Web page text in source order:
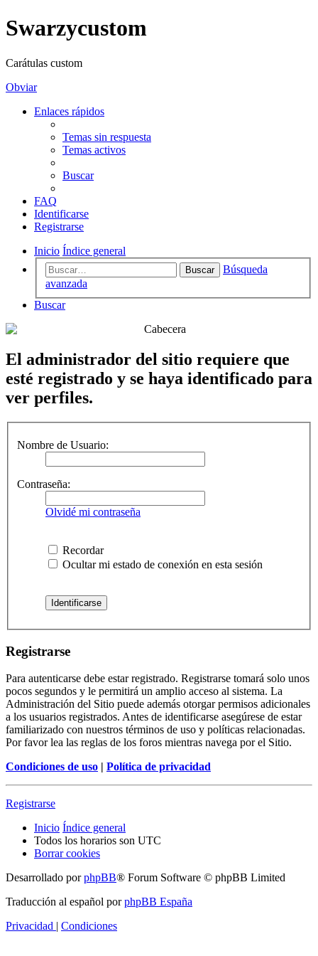
Swarzycustom
Carátulas custom
Obviar
Enlaces rápidos
Temas sin respuesta
Temas activos
Buscar
FAQ
Identificarse
Registrarse
Inicio Índice general
Buscar
Búsqueda
avanzada
Buscar
El administrador del sitio requiere que
esté registrado y se haya identificado para
ver perfiles.
Nombre de Usuario:
Contraseña:
Olvidé mi contraseña
Recordar
Ocultar mi estado de conexión en esta sesión
Registrarse
Para autenticarse debe estar registrado. Registrarse tomará solo unos
pocos segundos y le permitirá un amplio acceso al sistema. La
Administración del Sitio puede además otorgar permisos adicionales
a los usuarios registrados. Antes de identificarse asegúrese de estar
familiarizado con nuestros términos de uso y políticas relacionadas.
Por favor lea las reglas de los foros mientras navega por el Sitio.
Condiciones de uso | Política de privacidad
Registrarse
Inicio Índice general
Todos los horarios son UTC
Borrar cookies
Desarrollado porphpBB® Forum Software © phpBB Limited
Traducción al español porphpBB España
Privacidad | Condiciones